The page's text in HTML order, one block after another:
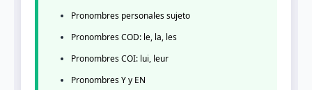
Pronombres personales sujeto
Pronombres COD: le, la, les
Pronombres COI: lui, leur
Pronombres Y y EN